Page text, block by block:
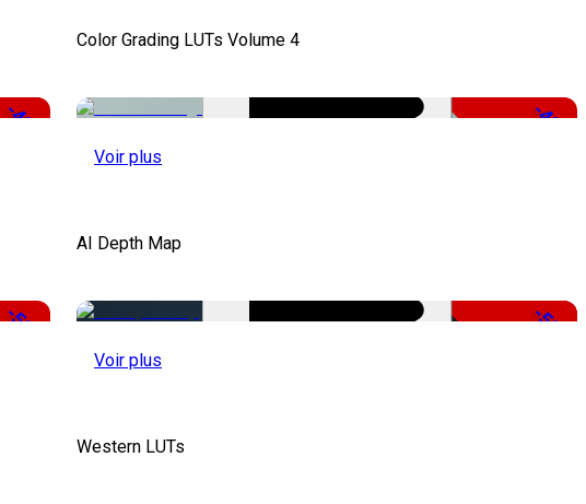
-49%
Color Grading LUTs Volume 4
-49%
Voir plus
-50%
AI Depth Map
-50%
Voir plus
Western LUTs